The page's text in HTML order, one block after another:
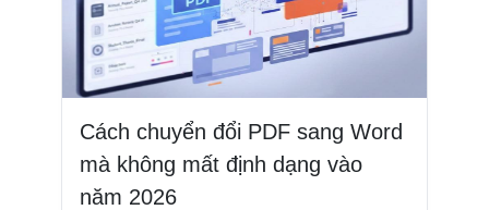
Cách chuyển đổi PDF sang Word
mà không mất định dạng vào
năm 2026